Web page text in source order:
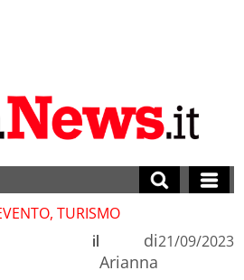
TURISMO
di
Arianna
il 21/09/2023